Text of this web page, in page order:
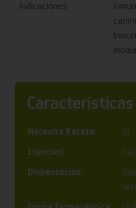
Indicaciones:
Características
Necesita Receta:
Si
Especies:
Dispensación: